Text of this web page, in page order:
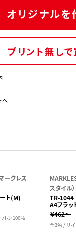
オリジナルを
プリント無しで
へ
ークレス
ト(M)
トン100％
スタイル）
TR-1044
A4フラッ
￥462～
全3色 / サイ